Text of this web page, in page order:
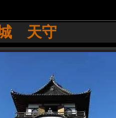
天守